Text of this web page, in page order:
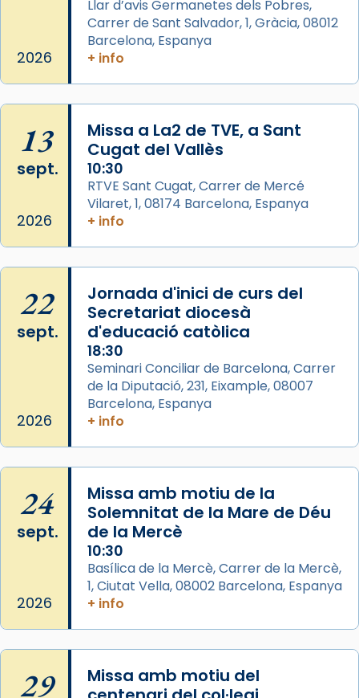
frare Joan Gaspar Roig, afirma en una obra
que les santes són filles de l’antiga Iluro.
Mataró en reivindicarà les relíq
View on Facebook
Arquebisbat de Barcelona
2 weeks ago
Jaume, fill de Zebedeu, és juntament amb el
seu germà Joan i Pere un dels que
acompanyava més de prop Jesús.
apòstol màrtir, decapitat a Jerusalem per
Herodes Agripa (vers l'any 44).
Patró de Galícia, després de les invasions
musulmanes fou venerat com a patró dels
Regnes castellans i més tard de tota
View on Facebook Share
2026
Llar d’avis Germanetes dels Pobres,
Carrer de Sant Salvador, 1, Gràcia, 08012
Barcelona, Espanya
+ info
13
sept.
2026
Missa a La2 de TVE, a Sant
Cugat del Vallès
10:30
RTVE Sant Cugat, Carrer de Mercé
Vilaret, 1, 08174 Barcelona, Espanya
+ info
22
sept.
2026
Jornada d'inici de curs del
Secretariat diocesà
d'educació catòlica
18:30
Seminari Conciliar de Barcelona, Carrer
de la Diputació, 231, Eixample, 08007
Barcelona, Espanya
+ info
24
sept.
2026
Missa amb motiu de la
Solemnitat de la Mare de Déu
de la Mercè
10:30
Basílica de la Mercè, Carrer de la Mercè,
1, Ciutat Vella, 08002 Barcelona, Espanya
+ info
29
Missa amb motiu del